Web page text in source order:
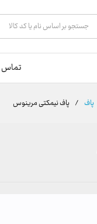
همه دسته ها
تماس
پاف / پاف نیمکتی مرینوس
مشخصات نظرات (0)